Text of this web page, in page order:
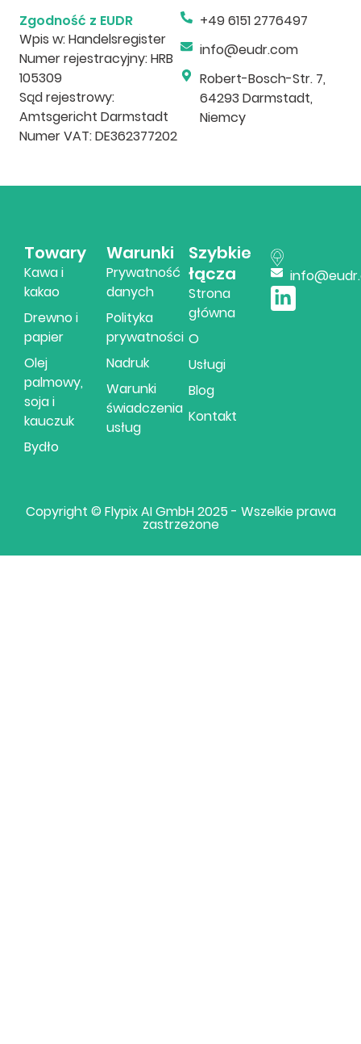
Zgodność z EUDR
Wpis w: Handelsregister
Numer rejestracyjny: HRB
105309
Sąd rejestrowy:
Amtsgericht Darmstadt
Numer VAT: DE362377202
+49 6151 2776497
info@eudr.com
Robert-Bosch-Str. 7,
64293 Darmstadt,
Niemcy
Towary
Kawa i
kakao
Drewno i
papier
Olej
palmowy,
soja i
kauczuk
Bydło
Warunki
Prywatność
danych
Polityka
prywatności
Nadruk
Warunki
świadczenia
usług
Szybkie
łącza
Strona
główna
O
Usługi
Blog
Kontakt
Copyright © Flypix AI GmbH 2025 - Wszelkie prawa
zastrzeżone